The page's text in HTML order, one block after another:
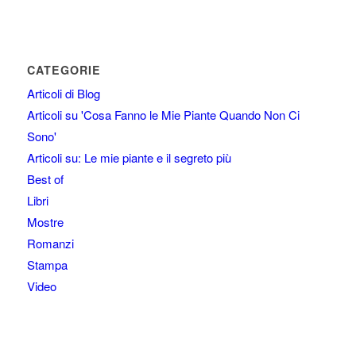
CATEGORIE
Articoli di Blog
Articoli su 'Cosa Fanno le Mie Piante Quando Non Ci
Sono'
Articoli su: Le mie piante e il segreto più
Best of
Libri
Mostre
Romanzi
Stampa
Video